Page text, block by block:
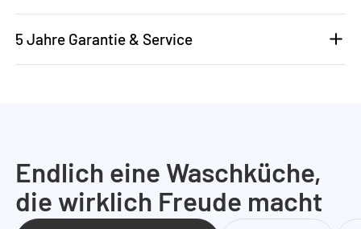
5 Jahre Garantie & Service
Endlich eine Waschküche,
die wirklich Freude macht